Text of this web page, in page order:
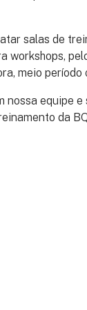
salas de
workshops,
meio período
nossa equipe e
da